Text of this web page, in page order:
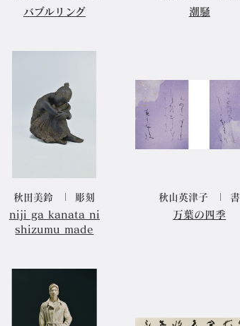
バブルリング 潮騒
秋田美鈴 彫刻
niji ga kanata ni
shizumu made
秋山英津子 書
万葉の四季